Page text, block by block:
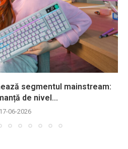
segmentul mainstream:
de nivel...
17-06-2026